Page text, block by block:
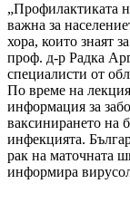
„Профилактиката
важна за
хора, които знаят
проф. д-р Радка
специалисти от
По време на
информация за
ваксинирането на
инфекцията.
рак на маточната
информира